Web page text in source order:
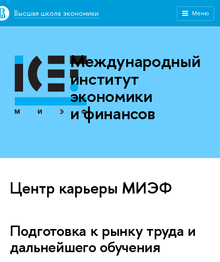
Высшая школа экономики Меню
Международный
институт
экономики
и финансов
Центр карьеры МИЭФ
Подготовка к рынку труда и
дальнейшего обучения